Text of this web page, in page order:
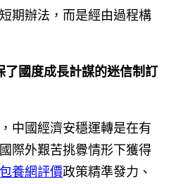
期辦法，而是經由過程構
了國度成長計謀的迷信制訂
中國經濟安穩運轉是在有
際外艱苦挑釁情形下獲得
包養網評價政策精準發力、